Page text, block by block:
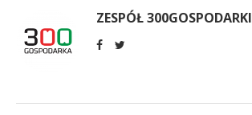
ZESPÓŁ 300GOSPODARKI